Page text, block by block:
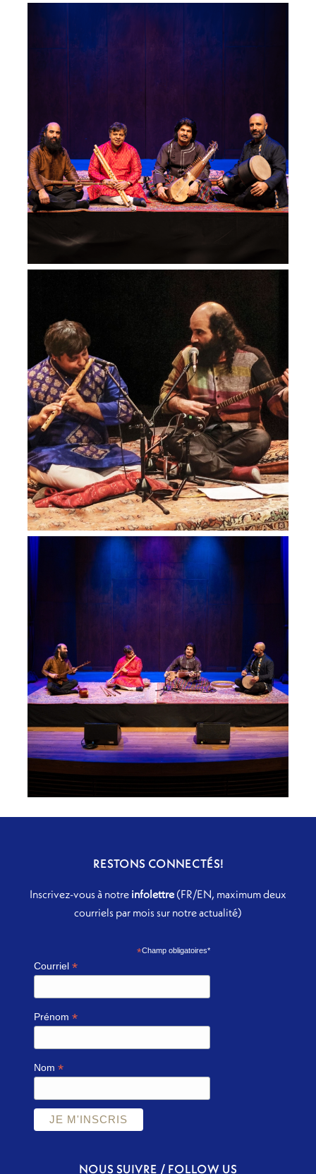
RESTONS CONNECTÉS!
Inscrivez-vous à notre infolettre(FR/EN, maximum deux
courriels par mois sur notre actualité)
*Champ obligatoires*
Courriel*
Prénom*
Nom*
NOUS SUIVRE / FOLLOW US